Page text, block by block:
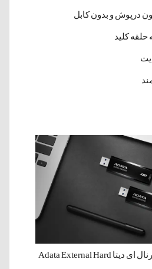
درپوش و بدون کابل
حلقه کلید
ویژگی‌های هارد اکسترنال ای دیتا Adata External Hard